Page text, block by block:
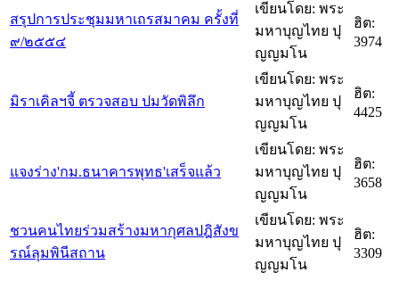
สรุปการประชุมมหาเถรสมาคม ครั้งที่
๙/๒๕๕๔
เขียนโดย: พระ
มหาบุญไทย ปุ
ญญมโน
ฮิต:
3974
มิราเคิลฯจี้ ตรวจสอบ ปมวัดพิลึก
เขียนโดย: พระ
มหาบุญไทย ปุ
ญญมโน
ฮิต:
4425
แจงร่าง'กม.ธนาคารพุทธ'เสร็จแล้ว
เขียนโดย: พระ
มหาบุญไทย ปุ
ญญมโน
ฮิต:
3658
ชวนคนไทยร่วมสร้างมหากุศลปฎิสังข
รณ์ลุมพินีสถาน
เขียนโดย: พระ
มหาบุญไทย ปุ
ญญมโน
ฮิต:
3309